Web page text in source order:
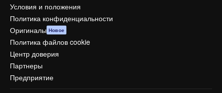
Условия и положения
Политика конфиденциальности
Оригиналы Новое
Политика файлов cookie
Центр доверия
Партнеры
Предприятие